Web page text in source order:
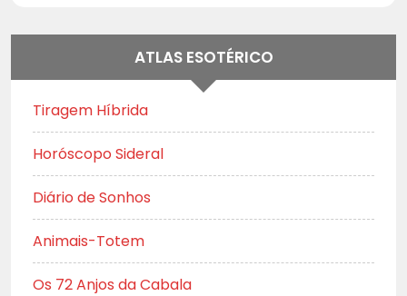
ATLAS ESOTÉRICO
Tiragem Híbrida
Horóscopo Sideral
Diário de Sonhos
Animais-Totem
Os 72 Anjos da Cabala